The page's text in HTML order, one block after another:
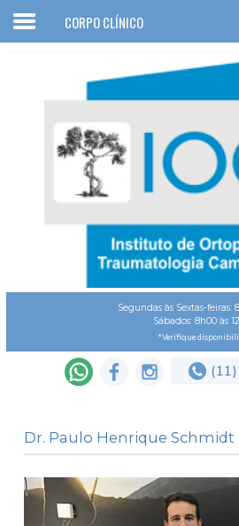
Home
Convênios
Especialidades
Serviços
CORPO CLÍNICO
Segundas às Sextas-feiras:
Sábados: 8h00 às
*Verifique
Dr. Paulo Henrique Schmidt